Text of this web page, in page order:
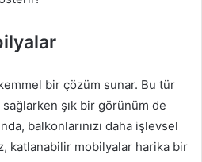
bir çözüm sunar. Bu tür
şık bir görünüm de
balkonlarınızı daha işlevsel
katlanabilir mobilyalar harika bir